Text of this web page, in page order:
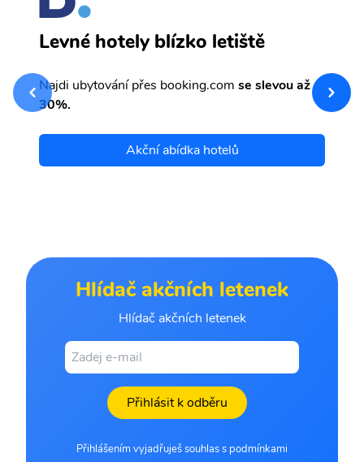
Levné hotely blízko letiště
Najdi ubytování přes booking.com se slevou až
30%.
Akční abídka hotelů
Hlídač akčních letenek
Hlídač akčních letenek
Přihlásit k odběru
Přihlášením vyjadřuješ souhlas s podmínkami